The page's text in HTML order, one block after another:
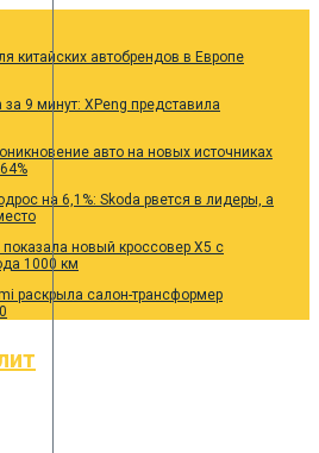
китайских автобрендов в Европе
9 минут: XPeng представила
авто на новых источниках
на 6,1%: Skoda рвется в лидеры, а
новый кроссовер X5 с
1000 км
раскрыла салон-трансформер